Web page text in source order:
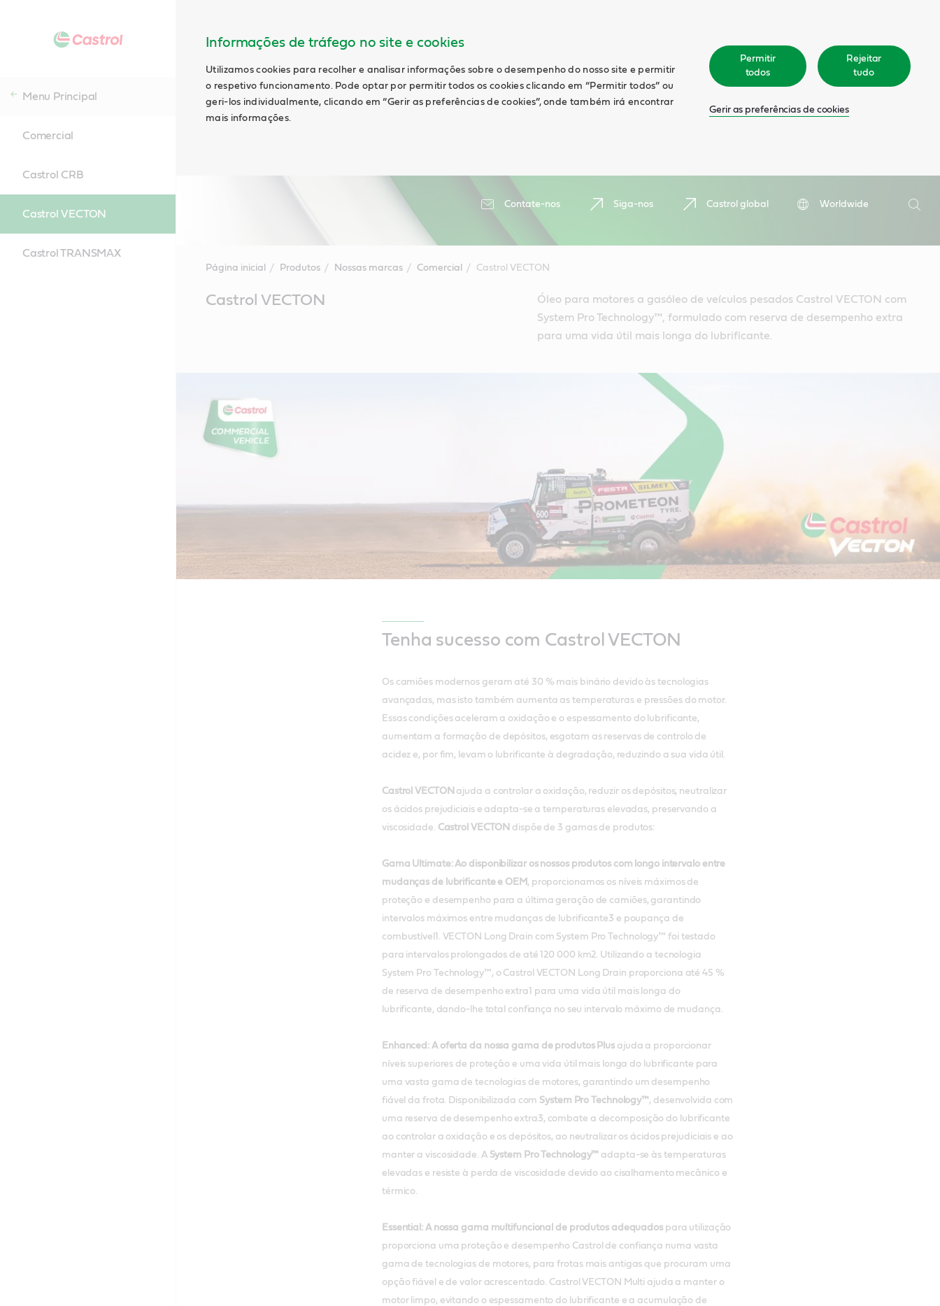
Informações de tráfego no site e cookies
Utilizamos cookies para recolher e analisar informações sobre o desempenho do nosso site e permitir
o respetivo funcionamento. Pode optar por permitir todos os cookies clicando em “Permitir todos” ou
geri-los individualmente, clicando em “Gerir as preferências de cookies”, onde também irá encontrar
mais informações.
Permitir
todos
Rejeitar
tudo
Gerir as preferências de cookies
Contate-nos Siga-nos Castrol global
Worldwide
Menu Principal
Comercial
Castrol CRB
Castrol VECTON
Castrol TRANSMAX
Página inicial Produtos Nossas marcas Comercial Castrol VECTON
ContentCastrol VECTON
Óleo para motores a gasóleo de veículos pesados Castrol VECTON com
System Pro Technology™, formulado com reserva de desempenho extra
para uma vida útil mais longa do lubrificante.
Tenha sucesso com Castrol VECTON
Os camiões modernos geram até 30 % mais binário devido às tecnologias
avançadas, mas isto também aumenta as temperaturas e pressões do motor.
Essas condições aceleram a oxidação e o espessamento do lubrificante,
aumentam a formação de depósitos, esgotam as reservas de controlo de
acidez e, por fim, levam o lubrificante à degradação, reduzindo a sua vida útil.
Castrol VECTON ajuda a controlar a oxidação, reduzir os depósitos, neutralizar
os ácidos prejudiciais e adapta-se a temperaturas elevadas, preservando a
viscosidade. Castrol VECTON dispõe de 3 gamas de produtos:
Gama Ultimate: Ao disponibilizar os nossos produtos com longo intervalo entre
mudanças de lubrificante e OEM , proporcionamos os níveis máximos de
proteção e desempenho para a última geração de camiões, garantindo
intervalos máximos entre mudanças de lubrificante3 e poupança de
combustível1. VECTON Long Drain com System Pro Technology™ foi testado
para intervalos prolongados de até 120 000 km2. Utilizando a tecnologia
System Pro Technology™, o Castrol VECTON Long Drain proporciona até 45 %
de reserva de desempenho extra1 para uma vida útil mais longa do
lubrificante, dando-lhe total confiança no seu intervalo máximo de mudança.
Enhanced: A oferta da nossa gama de produtos Plus ajuda a proporcionar
níveis superiores de proteção e uma vida útil mais longa do lubrificante para
uma vasta gama de tecnologias de motores, garantindo um desempenho
fiável da frota. Disponibilizada com System Pro Technology™, desenvolvida com
uma reserva de desempenho extra3, combate a decomposição do lubrificante
ao controlar a oxidação e os depósitos, ao neutralizar os ácidos prejudiciais e ao
manter a viscosidade. A System Pro Technology™ adapta-se às temperaturas
elevadas e resiste à perda de viscosidade devido ao cisalhamento mecânico e
térmico.
Essential: A nossa gama multifuncional de produtos adequadospara utilização
proporciona uma proteção e desempenho Castrol de confiança numa vasta
gama de tecnologias de motores, para frotas mais antigas que procuram uma
opção fiável e de valor acrescentado. Castrol VECTON Multi ajuda a manter o
motor limpo, evitando o espessamento do lubrificante e a acumulação de